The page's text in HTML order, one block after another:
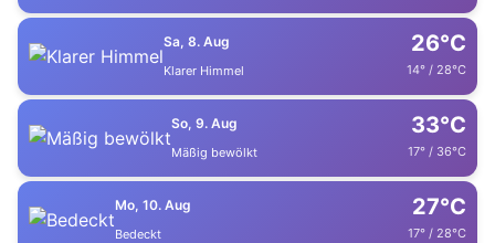
Sa, 8. Aug
Klarer Himmel
26°C
14° / 28°C
So, 9. Aug
Mäßig bewölkt
33°C
17° / 36°C
Mo, 10. Aug
Bedeckt
27°C
17° / 28°C